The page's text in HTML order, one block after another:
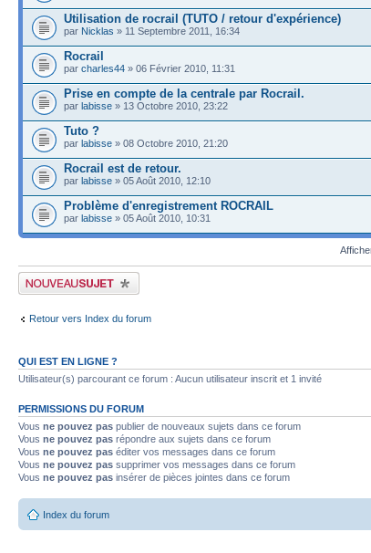
Utilisation de rocrail (TUTO / retour d'expérience)
par Nicklas » 11 Septembre 2011, 16:34
Rocrail
par charles44 » 06 Février 2010, 11:31
Prise en compte de la centrale par Rocrail.
par labisse » 13 Octobre 2010, 23:22
Tuto ?
par labisse » 08 Octobre 2010, 21:20
Rocrail est de retour.
par labisse » 05 Août 2010, 12:10
Problème d'enregistrement ROCRAIL
par labisse » 05 Août 2010, 10:31
Publier un nouveau sujet
Retour vers Index du forum
QUI EST EN LIGNE ?
Utilisateur(s) parcourant ce forum : Aucun utilisateur inscrit et 1 invité
PERMISSIONS DU FORUM
Vous ne pouvez pas publier de nouveaux sujets dans ce forum
Vous ne pouvez pas répondre aux sujets dans ce forum
Vous ne pouvez pas éditer vos messages dans ce forum
Vous ne pouvez pas supprimer vos messages dans ce forum
Vous ne pouvez pas insérer de pièces jointes dans ce forum
Index du forum